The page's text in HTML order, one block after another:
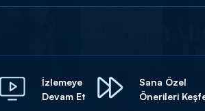
İzlemeye
Devam Et
Sana Özel
Önerileri